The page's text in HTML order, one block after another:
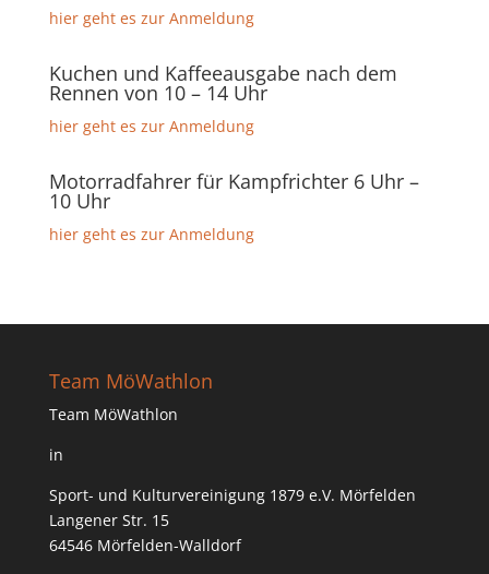
hier geht es zur Anmeldung
Kuchen und Kaffeeausgabe nach dem
Rennen von 10 – 14 Uhr
hier geht es zur Anmeldung
Motorradfahrer für Kampfrichter 6 Uhr –
10 Uhr
hier geht es zur Anmeldung
Team MöWathlon
Team MöWathlon
in
Sport- und Kulturvereinigung 1879 e.V. Mörfelden
Langener Str. 15
64546 Mörfelden-Walldorf